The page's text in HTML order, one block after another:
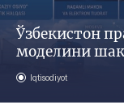
Ўзбекистон
моделини
Iqtisodiyot